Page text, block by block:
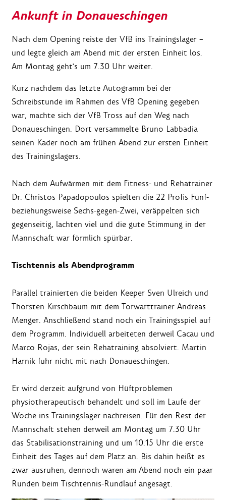
Ankunft in Donaueschingen
Nach dem Opening reiste der VfB ins Trainingslager –
und legte gleich am Abend mit der ersten Einheit los.
Am Montag geht's um 7.30 Uhr weiter.
Kurz nachdem das letzte Autogramm bei der
Schreibstunde im Rahmen des VfB Opening gegeben
war, machte sich der VfB Tross auf den Weg nach
Donaueschingen. Dort versammelte Bruno Labbadia
seinen Kader noch am frühen Abend zur ersten Einheit
des Trainingslagers.
Nach dem Aufwärmen mit dem Fitness- und Rehatrainer
Dr. Christos Papadopoulos spielten die 22 Profis Fünf-
beziehungsweise Sechs-gegen-Zwei, veräppelten sich
gegenseitig, lachten viel und die gute Stimmung in der
Mannschaft war förmlich spürbar.
Tischtennis als Abendprogramm
Parallel trainierten die beiden Keeper Sven Ulreich und
Thorsten Kirschbaum mit dem Torwarttrainer Andreas
Menger. Anschließend stand noch ein Trainingsspiel auf
dem Programm. Individuell arbeiteten derweil Cacau und
Marco Rojas, der sein Rehatraining absolviert. Martin
Harnik fuhr nicht mit nach Donaueschingen.
Er wird derzeit aufgrund von Hüftproblemen
physiotherapeutisch behandelt und soll im Laufe der
Woche ins Trainingslager nachreisen. Für den Rest der
Mannschaft stehen derweil am Montag um 7.30 Uhr
das Stabilisationstraining und um 10.15 Uhr die erste
Einheit des Tages auf dem Platz an. Bis dahin heißt es
zwar ausruhen, dennoch waren am Abend noch ein paar
Runden beim Tischtennis-Rundlauf angesagt.